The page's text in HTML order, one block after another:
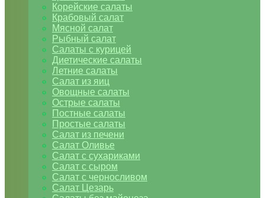
Корейские салаты
Крабовый салат
Мясной салат
Рыбный салат
Салаты с курицей
Диетические салаты
Летние салаты
Салат из яиц
Овощные салаты
Острые салаты
Постные салаты
Простые салаты
Салат из печени
Салат Оливье
Салат с сухариками
Салат с сыром
Салат с черносливом
Салат Цезарь